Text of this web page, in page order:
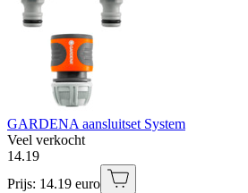
GARDENA aansluitset System
Veel verkocht
14.19
Prijs: 14.19 euro